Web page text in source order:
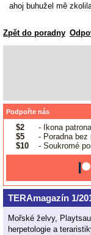
ahoj buhužel mě
Zpět do poradny
Podpořte nás
$2
- Ikona
$5
- Poradna bez
$10
- Soukromé
TERAmagazín 1/
Mořské želvy,
herpetologie a